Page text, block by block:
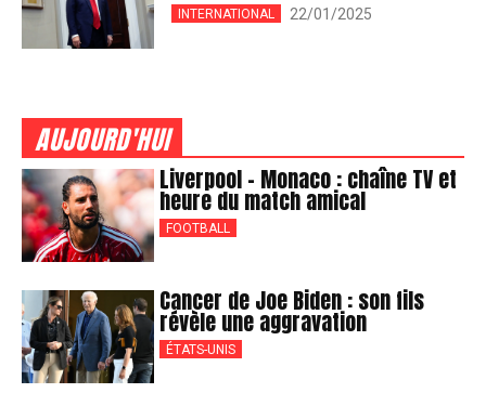
INTERNATIONAL 22/01/2025
AUJOURD'HUI
Liverpool – Monaco : chaîne TV et
heure du match amical
FOOTBALL
Cancer de Joe Biden : son fils
révèle une aggravation
ÉTATS-UNIS